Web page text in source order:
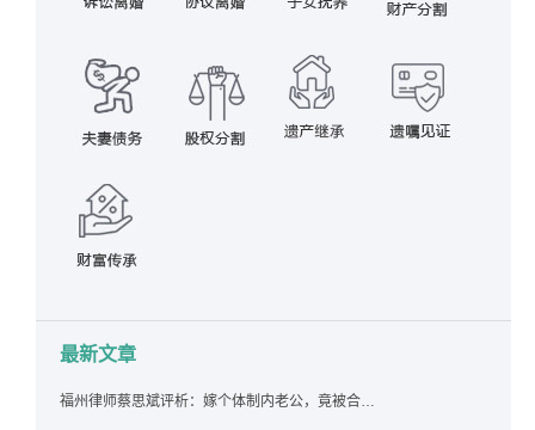
最新文章
福州律师蔡思斌评析：嫁个体制内老公，竟被合伙设局背上近百万债务，婚前不查征信真要命！